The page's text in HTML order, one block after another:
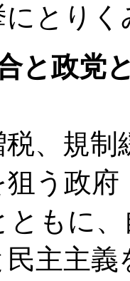
にとりく
と政党
、規制
う政
ともに
主主